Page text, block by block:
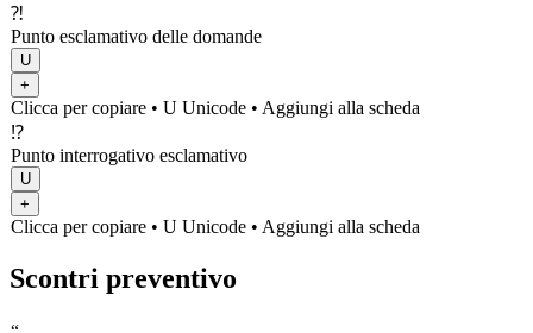
⁈
Punto esclamativo delle domande
U
+
Clicca per copiare • U Unicode • Aggiungi alla scheda
⁉
Punto interrogativo esclamativo
U
+
Clicca per copiare • U Unicode • Aggiungi alla scheda
Scontri preventivo